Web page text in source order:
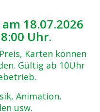
18.07.2026
Uhr.
Karten können
Gültig ab 10Uhr
Animation,
usw.